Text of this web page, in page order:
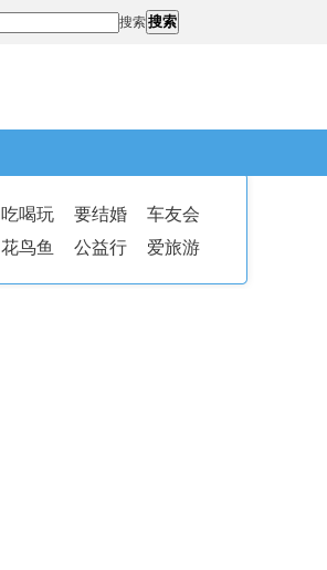
搜索搜索
吃喝玩 要结婚
车友会
花鸟鱼 公益行 爱旅游